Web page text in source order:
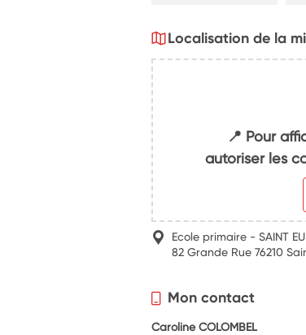
Localisation de la
📍 Pour
autoriser les
Ecole primaire - SAINT
82 Grande Rue 76210
Mon contact
Caroline COLOMBEL